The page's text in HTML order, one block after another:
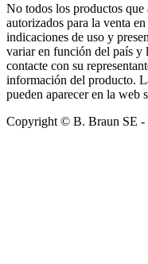
No todos los productos que
autorizados para la venta
indicaciones de uso y
variar en función del país y
contacte con su
información del producto.
pueden aparecer en la web
Copyright © B. Braun SE -